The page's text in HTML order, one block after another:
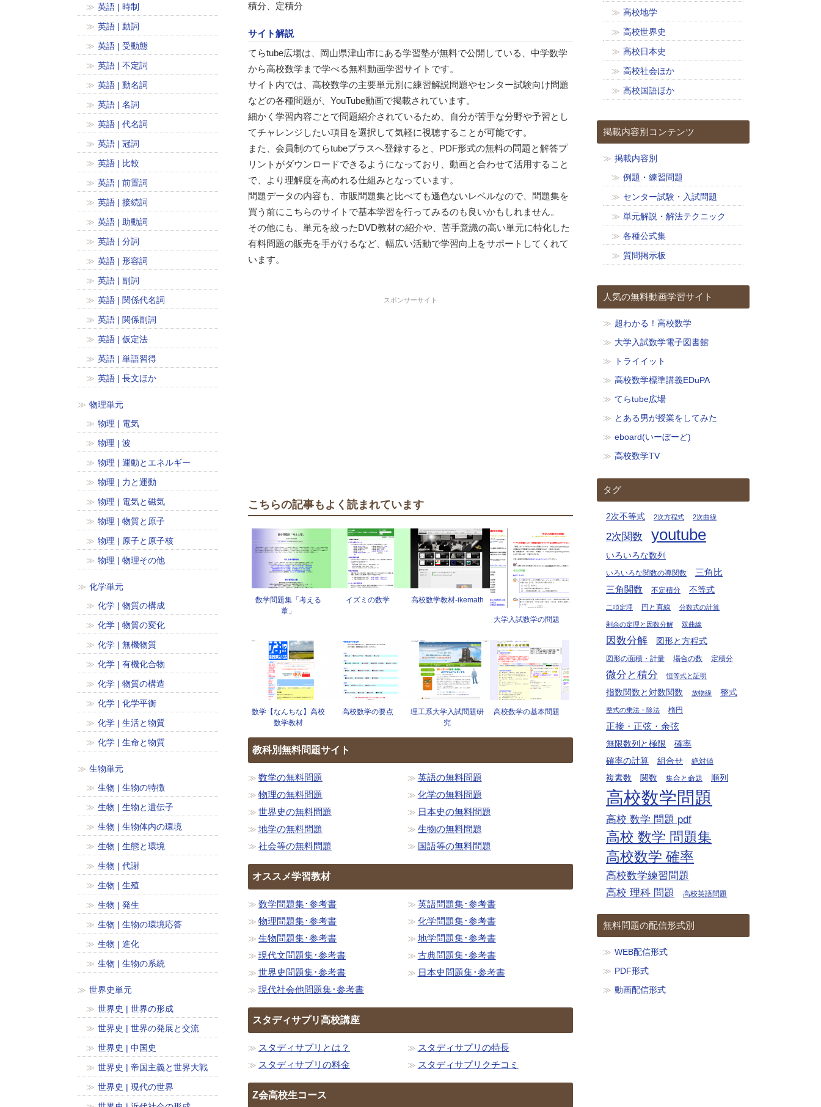
積分、定積分
サイト解説
てらtube広場は、岡山県津山市にある学習塾が無料で公開している、中学数学
から高校数学まで学べる無料動画学習サイトです。
サイト内では、高校数学の主要単元別に練習解説問題やセンター試験向け問題
などの各種問題が、YouTube動画で掲載されています。
細かく学習内容ごとで問題紹介されているため、自分が苦手な分野や予習とし
てチャレンジしたい項目を選択して気軽に視聴することが可能です。
また、会員制のてらtubeプラスへ登録すると、PDF形式の無料の問題と解答プ
リントがダウンロードできるようになっており、動画と合わせて活用すること
で、より理解度を高めれる仕組みとなっています。
問題データの内容も、市販問題集と比べても遜色ないレベルなので、問題集を
買う前にこちらのサイトで基本学習を行ってみるのも良いかもしれません。
その他にも、単元を絞ったDVD教材の紹介や、苦手意識の高い単元に特化した
有料問題の販売を手がけるなど、幅広い活動で学習向上をサポートしてくれて
います。
スポンサーサイト
こちらの記事もよく読まれています
数学問題集「考える
葦」
イズミの数学 高校数学教材-ikemath
大学入試数学の問題
数学【なんちな】高校
数学教材
高校数学の要点
理工系大学入試問題研
究
高校数学の基本問題
教科別無料問題サイト
数学の無料問題
英語の無料問題
物理の無料問題
化学の無料問題
世界史の無料問題
日本史の無料問題
地学の無料問題
生物の無料問題
社会等の無料問題
国語等の無料問題
オススメ学習教材
数学問題集･参考書
英語問題集･参考書
物理問題集･参考書
化学問題集･参考書
生物問題集･参考書
地学問題集･参考書
現代文問題集･参考書
古典問題集･参考書
世界史問題集･参考書
日本史問題集･参考書
現代社会他問題集･参考書
スタディサプリ高校講座
スタディサプリとは？
スタディサプリの特長
スタディサプリの料金
スタディサプリクチコミ
Z会高校生コース
英語 | 時制
英語 | 動詞
英語 | 受動態
英語 | 不定詞
英語 | 動名詞
英語 | 名詞
英語 | 代名詞
英語 | 冠詞
英語 | 比較
英語 | 前置詞
英語 | 接続詞
英語 | 助動詞
英語 | 分詞
英語 | 形容詞
英語 | 副詞
英語 | 関係代名詞
英語 | 関係副詞
英語 | 仮定法
英語 | 単語習得
英語 | 長文ほか
物理単元
物理 | 電気
物理 | 波
物理 | 運動とエネルギー
物理 | 力と運動
物理 | 電気と磁気
物理 | 物質と原子
物理 | 原子と原子核
物理 | 物理その他
化学単元
化学 | 物質の構成
化学 | 物質の変化
化学 | 無機物質
化学 | 有機化合物
化学 | 物質の構造
化学 | 化学平衡
化学 | 生活と物質
化学 | 生命と物質
生物単元
生物 | 生物の特徴
生物 | 生物と遺伝子
生物 | 生物体内の環境
生物 | 生態と環境
生物 | 代謝
生物 | 生殖
生物 | 発生
生物 | 生物の環境応答
生物 | 進化
生物 | 生物の系統
世界史単元
世界史 | 世界の形成
世界史 | 世界の発展と交流
世界史 | 中国史
世界史 | 帝国主義と世界大戦
世界史 | 現代の世界
高校地学
高校世界史
高校日本史
高校社会ほか
高校国語ほか
掲載内容別コンテンツ
掲載内容別
例題・練習問題
センター試験・入試問題
単元解説・解法テクニック
各種公式集
質問掲示板
人気の無料動画学習サイト
超わかる！高校数学
大学入試数学電子図書館
トライイット
高校数学標準講義EDuPA
てらtube広場
とある男が授業をしてみた
eboard(いーぼーど)
高校数学TV
タグ
2次不等式 2次方程式 2次曲線
2次関数 youtube
いろいろな数列
いろいろな関数の導関数
三角比
三角関数
不定積分 不等式
二項定理 円と直線 分数式の計算
剰余の定理と因数分解 双曲線
因数分解 図形と方程式
図形の面積・計量 場合の数 定積分
微分と積分 恒等式と証明
指数関数と対数関数 放物線 整式
整式の乗法・除法 楕円
正接・正弦・余弦
無限数列と極限
確率
確率の計算
組合せ 絶対値
複素数 関数 集合と命題 順列
高校数学問題
高校 数学 問題 pdf
高校 数学 問題集
高校数学 確率
高校数学練習問題
高校 理科 問題
高校英語問題
無料問題の配信形式別
WEB配信形式
PDF形式
動画配信形式